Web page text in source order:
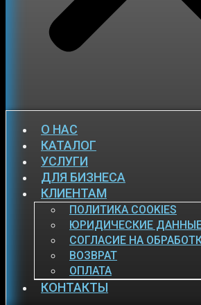
О НАС
КАТАЛОГ
УСЛУГИ
ДЛЯ БИЗНЕСА
КЛИЕНТАМ
ПОЛИТИКА COOKIES
ЮРИДИЧЕСКИЕ
СОГЛАСИЕ НА
ВОЗВРАТ
ОПЛАТА
КОНТАКТЫ